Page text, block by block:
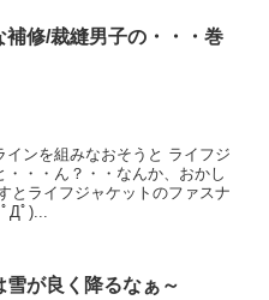
補修/裁縫男子の・・・巻
ンを組みなおそうと ライフジ
・・ん？・・なんか、おかし
とライフジャケットのファスナ
Дﾟ)...
雪が良く降るなぁ～